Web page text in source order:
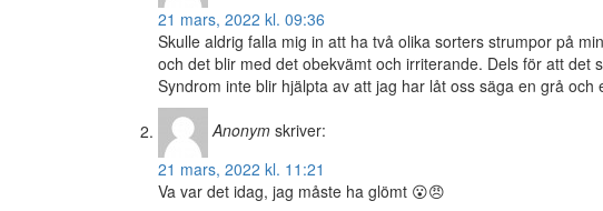
21 mars, 2022 kl. 09:36
Skulle aldrig falla mig in att ha två olika sorters strumpor på
och det blir med det obekvämt och irriterande. Dels för att det
Syndrom inte blir hjälpta av att jag har låt oss säga en grå och
Anonym skriver:
21 mars, 2022 kl. 11:21
Va var det idag, jag måste ha glömt 😮😠